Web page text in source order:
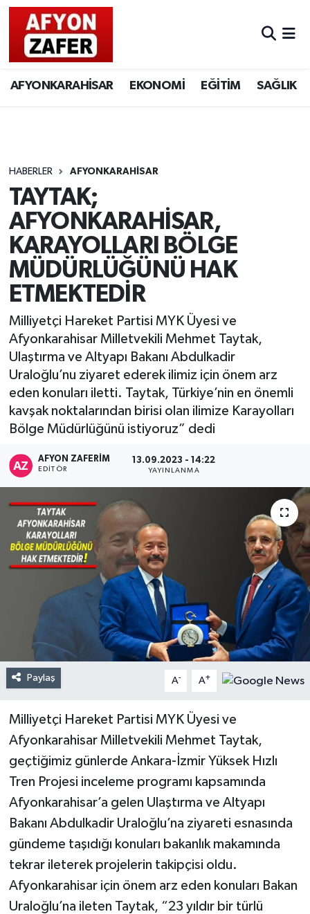
AFYONKARAHİSAR EKONOMİ EĞİTİM SAĞLIK
HABERLER AFYONKARAHİSAR
TAYTAK;
AFYONKARAHİSAR,
KARAYOLLARI BÖLGE
MÜDÜRLÜĞÜNÜ HAK
ETMEKTEDİR
Milliyetçi Hareket Partisi MYK Üyesi ve
Afyonkarahisar Milletvekili Mehmet Taytak,
Ulaştırma ve Altyapı Bakanı Abdulkadir
Uraloğlu’nu ziyaret ederek ilimiz için önem arz
eden konuları iletti. Taytak, Türkiye’nin en önemli
kavşak noktalarından birisi olan ilimize Karayolları
Bölge Müdürlüğünü istiyoruz” dedi
AFYON ZAFERİM
EDITÖR
13.09.2023 - 14:22
YAYINLANMA
Paylaş A- A+
Milliyetçi Hareket Partisi MYK Üyesi ve
Afyonkarahisar Milletvekili Mehmet Taytak,
geçtiğimiz günlerde Ankara-İzmir Yüksek Hızlı
Tren Projesi inceleme programı kapsamında
Afyonkarahisar’a gelen Ulaştırma ve Altyapı
Bakanı Abdulkadir Uraloğlu’na ziyareti esnasında
gündeme taşıdığı konuları bakanlık makamında
tekrar ileterek projelerin takipçisi oldu.
Afyonkarahisar için önem arz eden konuları Bakan
Uraloğlu’na ileten Taytak, “23 yıldır bir türlü